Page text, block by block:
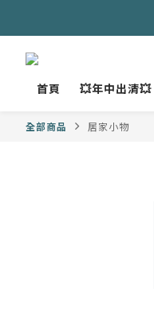
首頁
💥年中出清💥
全部商品 居家小物